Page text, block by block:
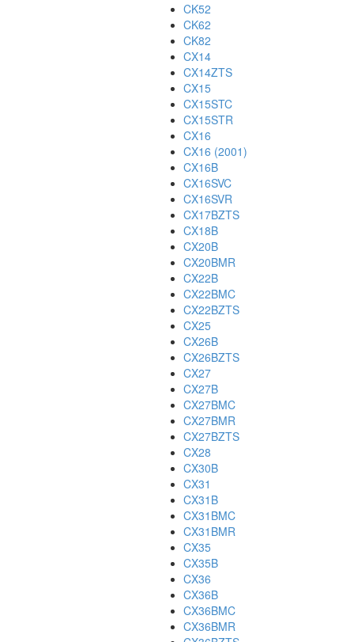
CK52
CK62
CK82
CX14
CX14ZTS
CX15
CX15STC
CX15STR
CX16
CX16 (2001)
CX16B
CX16SVC
CX16SVR
CX17BZTS
CX18B
CX20B
CX20BMR
CX22B
CX22BMC
CX22BZTS
CX25
CX26B
CX26BZTS
CX27
CX27B
CX27BMC
CX27BMR
CX27BZTS
CX28
CX30B
CX31
CX31B
CX31BMC
CX31BMR
CX35
CX35B
CX36
CX36B
CX36BMC
CX36BMR